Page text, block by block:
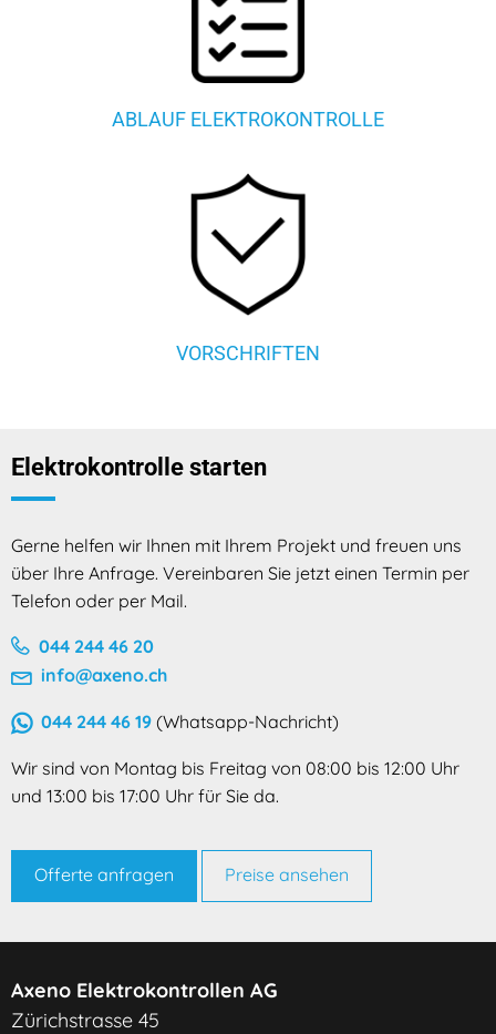
ABLAUF ELEKTROKONTROLLE
VORSCHRIFTEN
Elektrokontrolle starten
Gerne helfen wir Ihnen mit Ihrem Projekt und freuen uns
über Ihre Anfrage. Vereinbaren Sie jetzt einen Termin per
Telefon oder per Mail.
044 244 46 20
info@axeno.ch
044 244 46 19 (Whatsapp-Nachricht)
Wir sind von Montag bis Freitag von 08:00 bis 12:00 Uhr
und 13:00 bis 17:00 Uhr für Sie da.
Offerte anfragen Preise ansehen
Axeno Elektrokontrollen AG
Zürichstrasse 45